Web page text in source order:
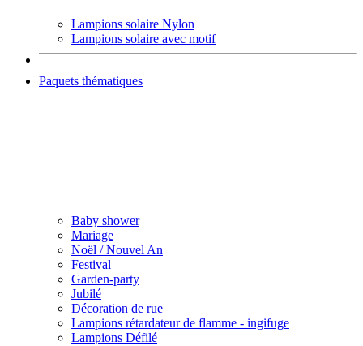
Lampions solaire Nylon
Lampions solaire avec motif
Paquets thématiques
Baby shower
Mariage
Noël / Nouvel An
Festival
Garden-party
Jubilé
Décoration de rue
Lampions rétardateur de flamme - ingifuge
Lampions Défilé